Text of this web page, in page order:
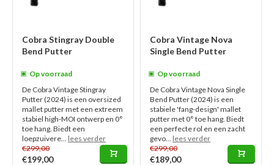
Cobra Stingray Double
Bend Putter
Op voorraad
De Cobra Vintage Stingray
Putter (2024) is een oversized
mallet putter met een extreem
stabiel high-MOI ontwerp en 0°
toe hang. Biedt een
loepzuivere... lees verder
€299,00
€199,00
Cobra Vintage Nova
Single Bend Putter
Op voorraad
De Cobra Vintage Nova Single
Bend Putter (2024) is een
stabiele 'fang-design' mallet
putter met 0° toe hang. Biedt
een perfecte rol en een zacht
gevo... lees verder
€299,00
€189,00